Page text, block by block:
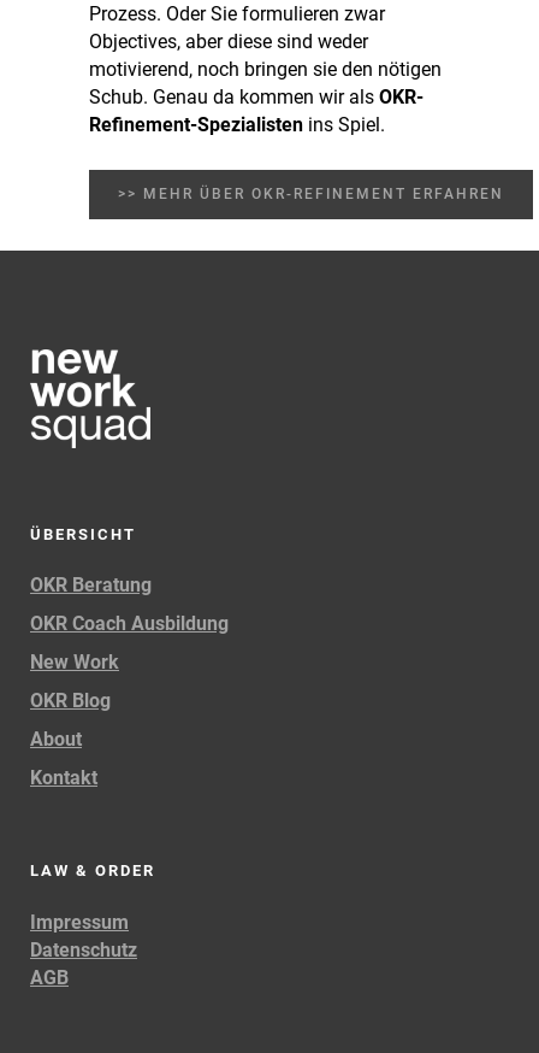
Prozess. Oder Sie formulieren zwar
Objectives, aber diese sind weder
motivierend, noch bringen sie den nötigen
Schub. Genau da kommen wir als OKR-
Refinement-Spezialisten ins Spiel.
>> MEHR ÜBER OKR-REFINEMENT ERFAHREN
ÜBERSICHT
OKR Beratung
OKR Coach Ausbildung
New Work
OKR Blog
About
Kontakt
LAW & ORDER
Impressum
Datenschutz
AGB